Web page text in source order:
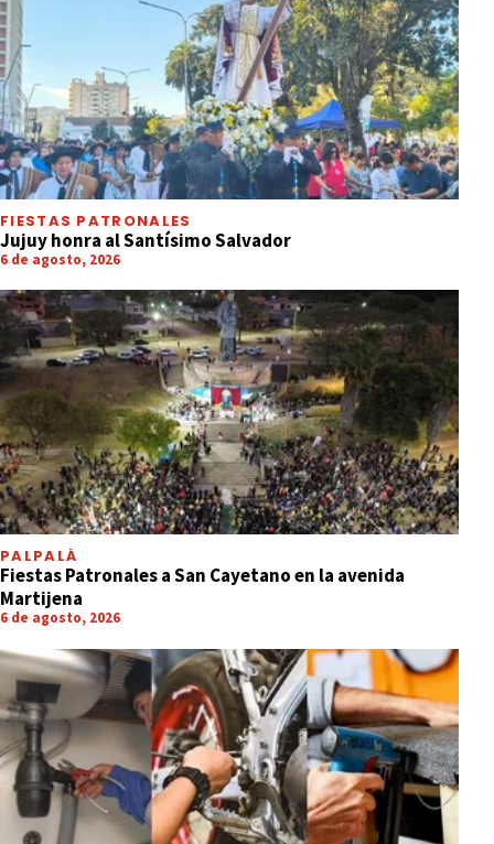
FIESTAS PATRONALES
Jujuy honra al Santísimo Salvador
6 de agosto, 2026
PALPALÁ
Fiestas Patronales a San Cayetano en la avenida
Martijena
6 de agosto, 2026